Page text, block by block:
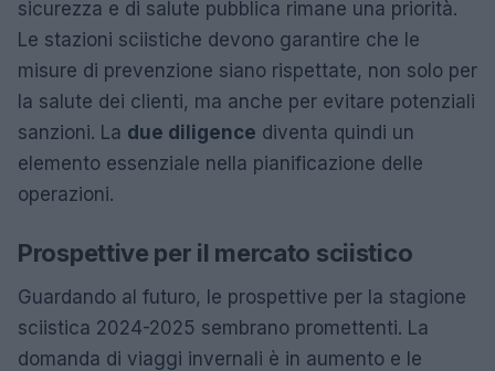
sicurezza e di salute pubblica rimane una priorità.
Le stazioni sciistiche devono garantire che le
misure di prevenzione siano rispettate, non solo per
la salute dei clienti, ma anche per evitare potenziali
sanzioni. La due diligence diventa quindi un
elemento essenziale nella pianificazione delle
operazioni.
Prospettive per il mercato sciistico
Guardando al futuro, le prospettive per la stagione
sciistica 2024-2025 sembrano promettenti. La
domanda di viaggi invernali è in aumento e le